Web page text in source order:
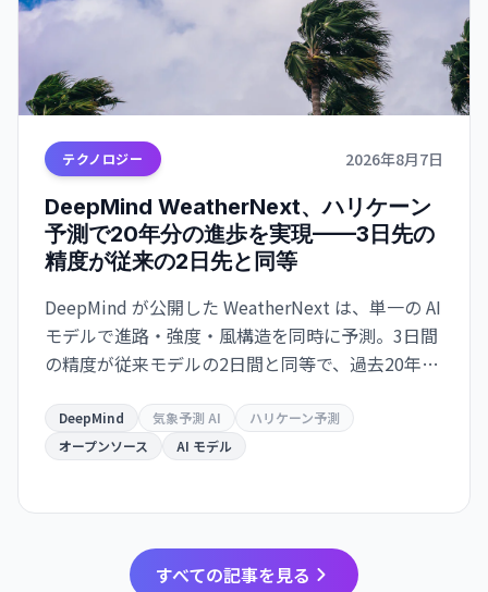
テクノロジー 2026年8月7日
DeepMind WeatherNext、ハリケーン
予測で20年分の進歩を実現——3日先の
精度が従来の2日先と同等
DeepMind が公開した WeatherNext は、単一の AI
モデルで進路・強度・風構造を同時に予測。3日間
の精度が従来モデルの2日間と同等で、過去20年の
た。GitHub でオープンソース化。
DeepMind 気象予測 AI
ハリケーン予測
オープンソース
AI モデル
すべての記事を見る